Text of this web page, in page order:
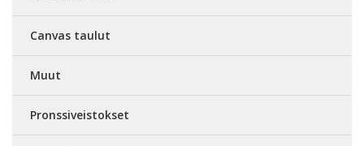
Canvas taulut
Muut
Pronssiveistokset